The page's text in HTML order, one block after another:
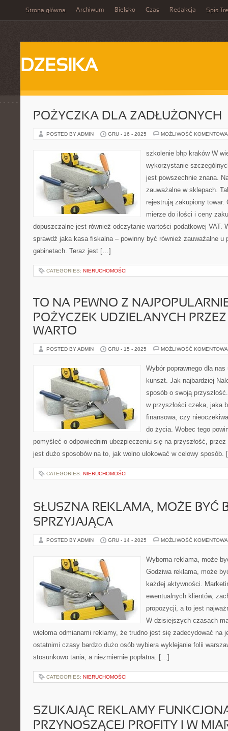
Strona główna Archiwum Bielsko Czas Redakcja Spis
DZESIKA
POŻYCZKA DLA ZADŁUŻONYCH
POSTED BY ADMIN GRU - 16 - 2025 MOŻLIWOŚĆ
szkolenie bhp kraków W
wykorzystanie
jest powszechnie znana.
zauważalne w sklepach.
rejestrują zakupiony towar.
mierze do ilości i ceny
dopuszczalne jest również odczytanie wartości podatkowej VAT.
sprawdź jaka kasa fiskalna – powinny być również zauważalne u
gabinetach. Teraz jest […]
CATEGORIES: NIERUCHOMOŚCI
TO NA PEWNO Z
POŻYCZEK UDZIELANYCH PRZEZ
WARTO
POSTED BY ADMIN GRU - 15 - 2025 MOŻLIWOŚĆ
Wybór poprawnego dla
kunszt. Jak najbardziej
sposób o swoją
w przyszłości czeka, jaka
finansowa, czy
do życia. Wobec tego
pomyśleć o odpowiednim ubezpieczeniu się na przyszłość,
jest dużo sposobów na to, jak wolno ulokować w celowy
CATEGORIES: NIERUCHOMOŚCI
SŁUSZNA REKLAMA, MOŻE BYĆ
SPRZYJAJĄCA
POSTED BY ADMIN GRU - 14 - 2025 MOŻLIWOŚĆ
Wyborna reklama, może
Godziwa reklama, może
każdej aktywności.
ewentualnych klientów,
propozycji, a to jest
W dzisiejszych czasach
wieloma odmianami reklamy, że trudno jest się zadecydować na
ostatnimi czasy bardzo dużo osób wybiera wyklejanie folii
stosunkowo tania, a niezmiernie popłatna. […]
CATEGORIES: NIERUCHOMOŚCI
SZUKAJĄC REKLAMY
PRZYNOSZĄCEJ PROFITY I W